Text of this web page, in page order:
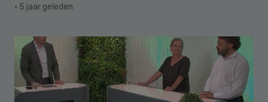
· 5 jaar geleden